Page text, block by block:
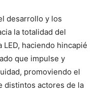
desarrollo y los
la totalidad del
haciendo hincapié
que impulse y
promoviendo el
distintos actores de la